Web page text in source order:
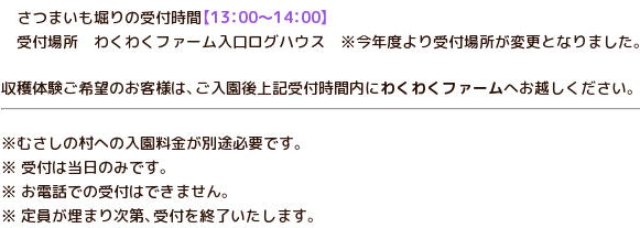
さつまいも堀りの受付時間【13：00～14：00】
受付場所 わくわくファーム入口ログハウス ※今年度より受付場所が変更となりました。
収穫体験ご希望のお客様は、ご入園後上記受付時間内にわくわくファームへお越しください。
※むさしの村への入園料金が別途必要です。
※ 受付は当日のみです。
※ お電話での受付はできません。
※ 定員が埋まり次第、受付を終了いたします。